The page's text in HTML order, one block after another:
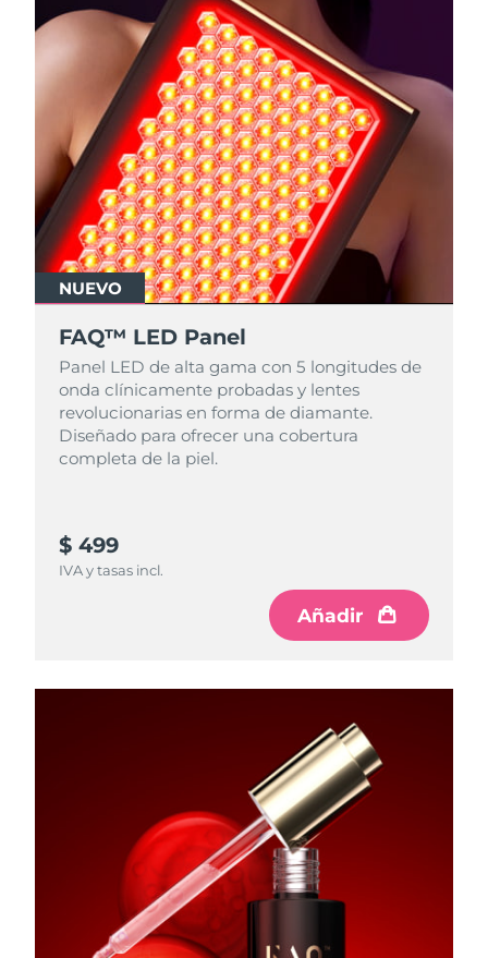
NUEVO
FAQ™ LED Panel
Panel LED de alta gama con 5 longitudes de
onda clínicamente probadas y lentes
revolucionarias en forma de diamante.
Diseñado para ofrecer una cobertura
completa de la piel.
$ 499
IVA y tasas incl.
Añadir